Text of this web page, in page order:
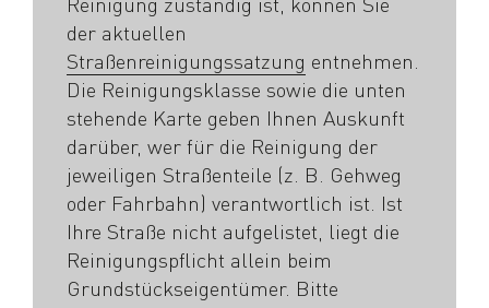
der aktuellen
Straßenreinigungssatzung entnehmen.
Die Reinigungsklasse sowie die unten
stehende Karte geben Ihnen Auskunft
darüber, wer für die Reinigung der
jeweiligen Straßenteile (z. B. Gehweg
oder Fahrbahn) verantwortlich ist. Ist
Ihre Straße nicht aufgelistet, liegt die
Reinigungspflicht allein beim
Grundstückseigentümer. Bitte